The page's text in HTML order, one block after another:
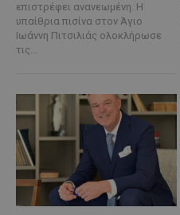
επιστρέφει ανανεωμένη. Η
υπαίθρια πισίνα στον Άγιο
Ιωάννη Πιτσιλιάς ολοκλήρωσε
τις...